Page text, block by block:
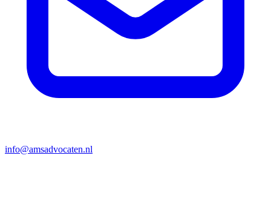
info@amsadvocaten.nl